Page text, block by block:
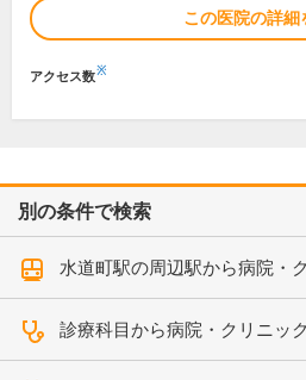
この医院の詳細
アクセス数※
別の条件で検索
水道町駅の周辺駅から病院・
診療科目から病院・クリニッ